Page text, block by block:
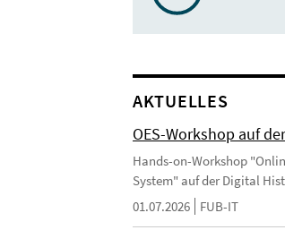
AKTUELLES
OES-Workshop auf
Hands-on-Workshop
System" auf der Digital
01.07.2026
FUB-IT